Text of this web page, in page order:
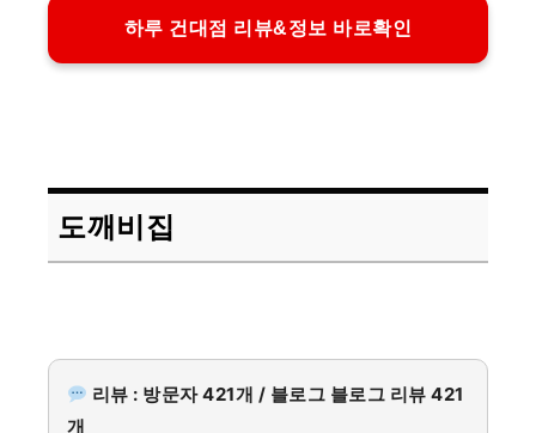
하루 건대점 리뷰&정보 바로확인
도깨비집
리뷰 : 방문자 421개 / 블로그 블로그 리뷰 421
개